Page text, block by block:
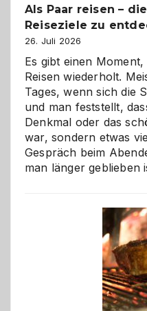
Als Paar reisen –
Reiseziele zu
26. Juli 2026
Es gibt einen
Reisen wiederholt.
Tages, wenn sich die
und man feststellt,
Denkmal oder das
war, sondern etwas
Gespräch beim
man länger geblieben